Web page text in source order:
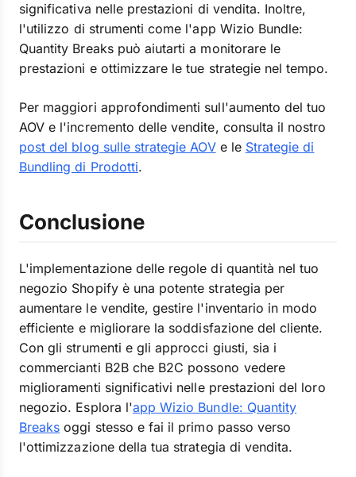
significativa nelle prestazioni di vendita. Inoltre,
l'utilizzo di strumenti come l'app Wizio Bundle:
Quantity Breaks può aiutarti a monitorare le
prestazioni e ottimizzare le tue strategie nel tempo.
Per maggiori approfondimenti sull'aumento del tuo
AOV e l'incremento delle vendite, consulta il nostro
post del blog sulle strategie AOVe le Strategie di
Bundling di Prodotti.
Conclusione
L'implementazione delle regole di quantità nel tuo
negozio Shopify è una potente strategia per
aumentare le vendite, gestire l'inventario in modo
efficiente e migliorare la soddisfazione del cliente.
Con gli strumenti e gli approcci giusti, sia i
commercianti B2B che B2C possono vedere
miglioramenti significativi nelle prestazioni del loro
negozio. Esplora l'app Wizio Bundle: Quantity
Breaks oggi stesso e fai il primo passo verso
l'ottimizzazione della tua strategia di vendita.